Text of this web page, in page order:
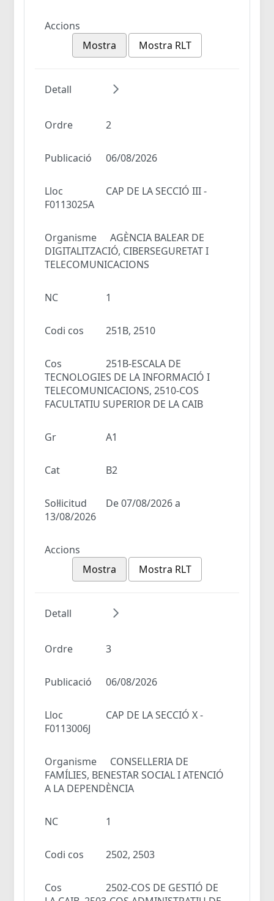
Accions
Mostra
Mostra RLT
Detall
Ordre 2
Publicació 06/08/2026
Lloc
CAP DE LA SECCIÓ III -
F0113025A
Organisme
AGÈNCIA BALEAR DE
DIGITALITZACIÓ, CIBERSEGURETAT I
TELECOMUNICACIONS
NC 1
Codi cos 251B, 2510
Cos
251B-ESCALA DE
TECNOLOGIES DE LA INFORMACIÓ I
TELECOMUNICACIONS, 2510-COS
FACULTATIU SUPERIOR DE LA CAIB
Gr A1
Cat B2
Sol·licitud
De 07/08/2026 a
13/08/2026
Accions
Mostra
Mostra RLT
Detall
Ordre 3
Publicació 06/08/2026
Lloc
CAP DE LA SECCIÓ X -
F0113006J
Organisme
CONSELLERIA DE
FAMÍLIES, BENESTAR SOCIAL I ATENCIÓ
A LA DEPENDÈNCIA
NC 1
Codi cos 2502, 2503
Cos
2502-COS DE GESTIÓ DE